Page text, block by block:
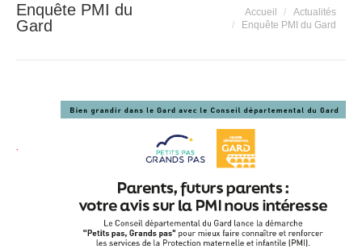
Enquête PMI du
Gard
Vous êtes ici :Accueil
Actualités
Enquête PMI du Gard